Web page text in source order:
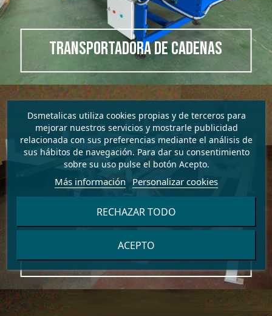
TRANSPORTADORA DE CADENAS
MANIPULACIÓN DE PERFILES
Dsmetalicas utiliza cookies propias y de terceros para
mejorar nuestros servicios y mostrarle publicidad
relacionada con sus preferencias mediante el análisis de
sus hábitos de navegación. Para dar su consentimiento
sobre su uso pulse el botón Acepto.
Más información Personalizar cookies
RECHAZAR TODO
ACEPTO